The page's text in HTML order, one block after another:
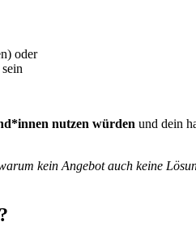
oder
nutzen würden und dein
kein Angebot auch keine